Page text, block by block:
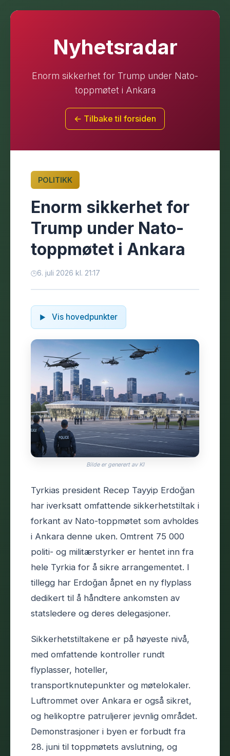
Nyhetsradar
Enorm sikkerhet for Trump under Nato-
toppmøtet i Ankara
← Tilbake til forsiden
POLITIKK
Enorm sikkerhet for
Trump under Nato-
toppmøtet i Ankara
6. juli 2026 kl. 21:17
Vis hovedpunkter
Bilde er generert av KI
Tyrkias president Recep Tayyip Erdoğan
har iverksatt omfattende sikkerhetstiltak i
forkant av Nato-toppmøtet som avholdes
i Ankara denne uken. Omtrent 75 000
politi- og militærstyrker er hentet inn fra
hele Tyrkia for å sikre arrangementet. I
tillegg har Erdoğan åpnet en ny flyplass
dedikert til å håndtere ankomsten av
statsledere og deres delegasjoner.
Sikkerhetstiltakene er på høyeste nivå,
med omfattende kontroller rundt
flyplasser, hoteller,
transportknutepunkter og møtelokaler.
Luftrommet over Ankara er også sikret,
og helikoptre patruljerer jevnlig området.
Demonstrasjoner i byen er forbudt fra
28. juni til toppmøtets avslutning, og